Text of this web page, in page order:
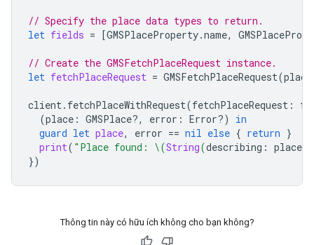
// Specify the place data types to return.
let fields = [GMSPlaceProperty.name,
// Create the GMSFetchPlaceRequest instance.
let fetchPlaceRequest = GMSFetchPlaceRequest(
client. fetchPlaceWithRequest(fetchPlaceRequest :
(place : GMSPlace?, error : Error?)
in
guard let place, error == nil else { return }
print( "Place found: \(String(describing : place
})
Thông tin này có hữu ích không cho bạn không?